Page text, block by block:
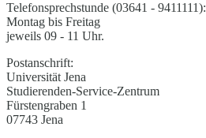
Telefonsprechstunde (03641 - 9411111):
Montag bis Freitag
jeweils 09 - 11 Uhr.
Postanschrift:
Universität Jena
Studierenden-Service-Zentrum
Fürstengraben 1
07743 Jena